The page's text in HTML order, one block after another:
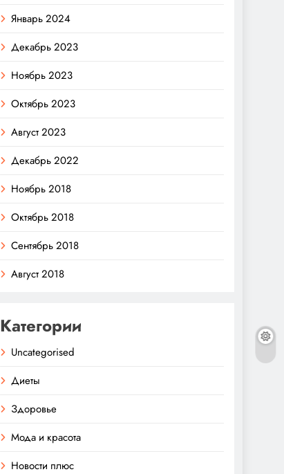
Январь 2024
Декабрь 2023
Ноябрь 2023
Октябрь 2023
Август 2023
Декабрь 2022
Ноябрь 2018
Октябрь 2018
Сентябрь 2018
Август 2018
Категории
Uncategorised
Диеты
Здоровье
Мода и красота
Новости плюс